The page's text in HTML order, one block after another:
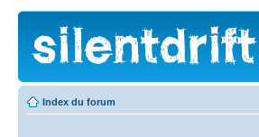
Index du forum